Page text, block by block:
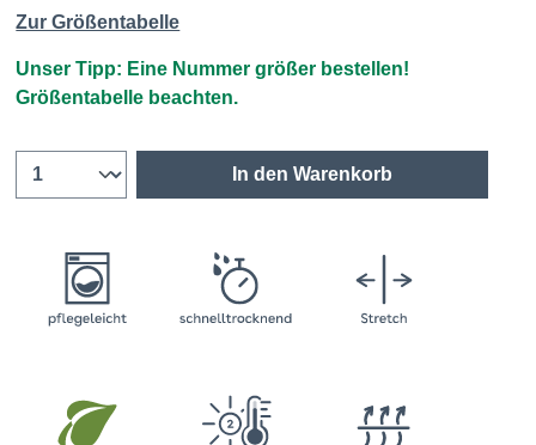
Zur Größentabelle
Unser Tipp: Eine Nummer größer bestellen!
Größentabelle beachten.
In den Warenkorb